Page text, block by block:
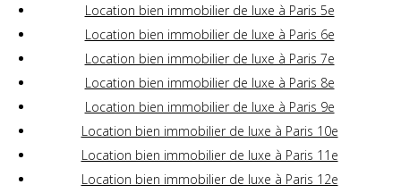
Location bien immobilier de luxe à Paris 5e
Location bien immobilier de luxe à Paris 6e
Location bien immobilier de luxe à Paris 7e
Location bien immobilier de luxe à Paris 8e
Location bien immobilier de luxe à Paris 9e
Location bien immobilier de luxe à Paris 10e
Location bien immobilier de luxe à Paris 11e
Location bien immobilier de luxe à Paris 12e